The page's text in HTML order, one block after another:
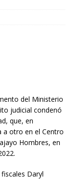
del Ministerio
judicial condenó
que, en
a otro en el Centro
Hombres, en
Daryl